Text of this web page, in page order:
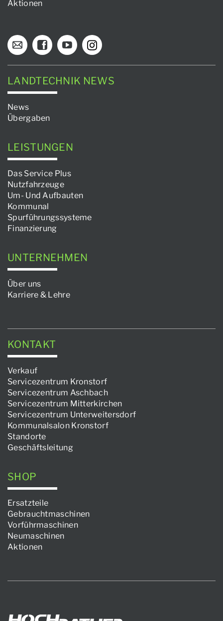
Aktionen
LANDTECHNIK NEWS
News
Übergaben
LEISTUNGEN
Das Service Plus
Nutzfahrzeuge
Um- Und Aufbauten
Kommunal
Spurführungssysteme
Finanzierung
UNTERNEHMEN
Über uns
Karriere & Lehre
KONTAKT
Verkauf
Servicezentrum Kronstorf
Servicezentrum Aschbach
Servicezentrum Mitterkirchen
Servicezentrum Unterweitersdorf
Kommunalsalon Kronstorf
Standorte
Geschäftsleitung
SHOP
Ersatzteile
Gebrauchtmaschinen
Vorführmaschinen
Neumaschinen
Aktionen